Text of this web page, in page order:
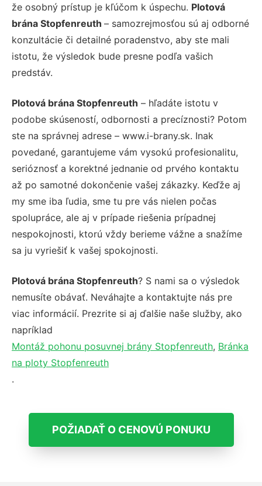
že osobný prístup je kľúčom k úspechu. Plotová
brána Stopfenreuth – samozrejmosťou sú aj odborné
konzultácie či detailné poradenstvo, aby ste mali
istotu, že výsledok bude presne podľa vašich
predstáv.
Plotová brána Stopfenreuth – hľadáte istotu v
podobe skúseností, odbornosti a precíznosti? Potom
ste na správnej adrese – www.i-brany.sk. Inak
povedané, garantujeme vám vysokú profesionalitu,
serióznosť a korektné jednanie od prvého kontaktu
až po samotné dokončenie vašej zákazky. Keďže aj
my sme iba ľudia, sme tu pre vás nielen počas
spolupráce, ale aj v prípade riešenia prípadnej
nespokojnosti, ktorú vždy berieme vážne a snažíme
sa ju vyriešiť k vašej spokojnosti.
Plotová brána Stopfenreuth? S nami sa o výsledok
nemusíte obávať. Neváhajte a kontaktujte nás pre
viac informácií. Prezrite si aj ďalšie naše služby, ako
napríklad
Montáž pohonu posuvnej brány Stopfenreuth, Bránka
na ploty Stopfenreuth
.
POŽIADAŤ O CENOVÚ PONUKU